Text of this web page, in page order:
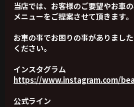
当店では、お客様のご要望やお車
メニューをご提案させて頂きます。
お車の事でお困りの事がありまし
ください。
インスタグラム
https://www.instagram.com/
公式ライン